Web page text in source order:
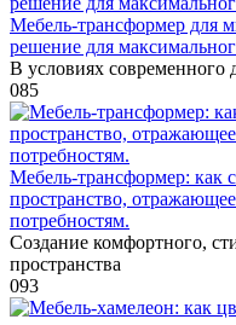
Мебель-трансформер для
решение для
В условиях современного
085
Мебель-трансформер: как
пространство,
потребностям.
Создание комфортного,
пространства
093